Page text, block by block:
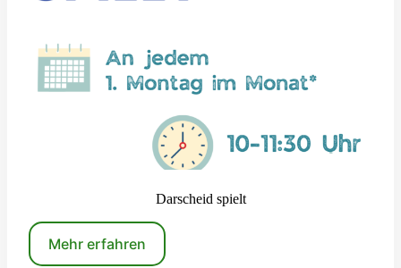
Darscheid spielt
Mehr erfahren